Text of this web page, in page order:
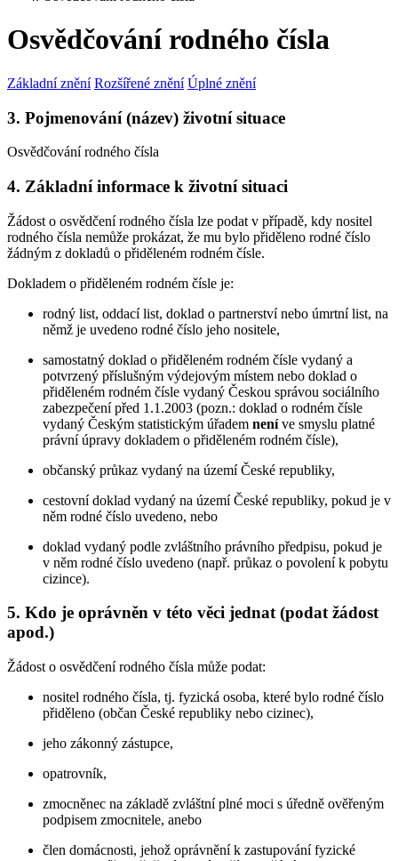
Osvědčování rodného čísla
Základní znění Rozšířené znění Úplné znění
3. Pojmenování (název) životní situace
Osvědčování rodného čísla
4. Základní informace k životní situaci
Žádost o osvědčení rodného čísla lze podat v případě, kdy nositel
rodného čísla nemůže prokázat, že mu bylo přiděleno rodné číslo
žádným z dokladů o přiděleném rodném čísle.
Dokladem o přiděleném rodném čísle je:
rodný list, oddací list, doklad o partnerství nebo úmrtní list, na
němž je uvedeno rodné číslo jeho nositele,
samostatný doklad o přiděleném rodném čísle vydaný a
potvrzený příslušným výdejovým místem nebo doklad o
přiděleném rodném čísle vydaný Českou správou sociálního
zabezpečení před 1.1.2003 (pozn.: doklad o rodném čísle
vydaný Českým statistickým úřadem neníve smyslu platné
právní úpravy dokladem o přiděleném rodném čísle),
občanský průkaz vydaný na území České republiky,
cestovní doklad vydaný na území České republiky, pokud je v
něm rodné číslo uvedeno, nebo
doklad vydaný podle zvláštního právního předpisu, pokud je
v něm rodné číslo uvedeno (např. průkaz o povolení k pobytu
cizince).
5. Kdo je oprávněn v této věci jednat (podat žádost
apod.)
Žádost o osvědčení rodného čísla může podat:
nositel rodného čísla, tj. fyzická osoba, které bylo rodné číslo
přiděleno (občan České republiky nebo cizinec),
jeho zákonný zástupce,
opatrovník,
zmocněnec na základě zvláštní plné moci s úředně ověřeným
podpisem zmocnitele, anebo
člen domácnosti, jehož oprávnění k zastupování fyzické